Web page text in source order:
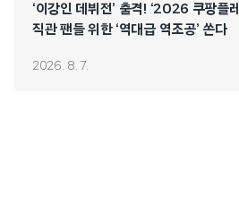
‘이강인 데뷔전’ 출격! ‘2026 쿠팡플
직관 팬들 위한 ‘역대급 역조공’ 쏜다
2026. 8. 7.